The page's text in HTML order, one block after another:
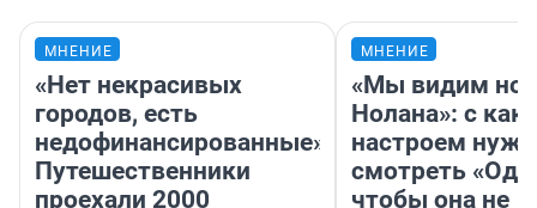
МНЕНИЕ
«Нет некрасивых
городов, есть
недофинансированные».
Путешественники
проехали 2000
МНЕНИЕ
«Мы видим
Нолана»: с
настроем
смотреть
чтобы она не